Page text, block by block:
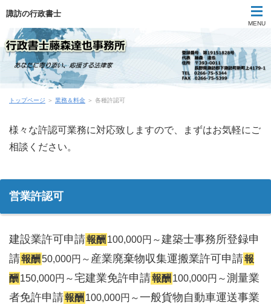
諏訪の行政書士
MENU
代表挨拶
業務＆料金
子供のための法律教室
トップページ ＞ 業務＆料金 ＞ 各種許認可
様々な許認可業務に対応致しますので、まずはお気軽にご
相談ください。
営業許認可
建設業許可申請報酬 100,000円～建築士事務所登録申
請報酬 50,000円～ 産業廃棄物収集運搬業許可申請報
酬 150,000円～宅建業免許申請報酬 100,000円～測量業
者免許申請報酬 100,000円～一般貨物自動車運送事業